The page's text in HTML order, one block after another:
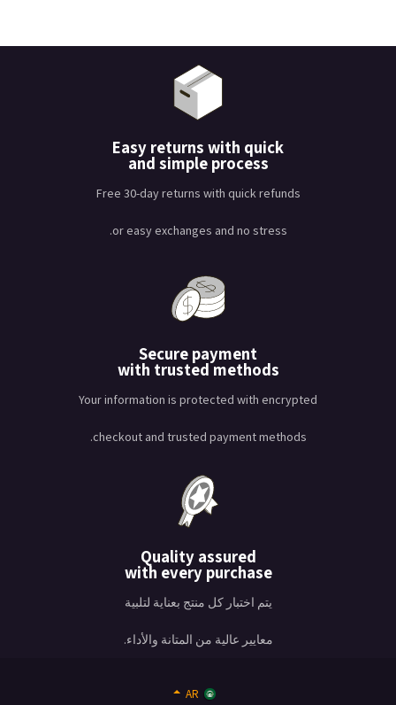
Easy returns with quick
and simple process
Free 30-day returns with quick refunds
or easy exchanges and no stress.
Secure payment
with trusted methods
Your information is protected with encrypted
checkout and trusted payment methods.
Quality assured
with every purchase
يتم اختبار كل منتج بعناية لتلبية
معايير عالية من المتانة والأداء.
AR